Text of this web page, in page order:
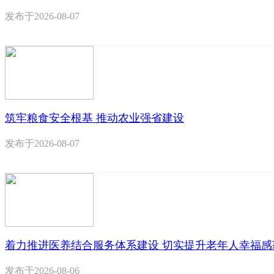
发布于2026-08-07
筑牢粮食安全根基 推动农业强省建设
发布于2026-08-07
着力推进医养结合服务体系建设 切实提升老年人幸福
发布于2026-08-06